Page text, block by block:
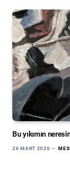
Bu yıkımın
26 MART 2026